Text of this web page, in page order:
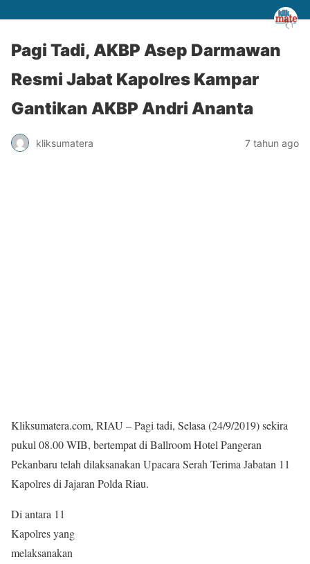
Pagi Tadi, AKBP Asep Darmawan
Resmi Jabat Kapolres Kampar
Gantikan AKBP Andri Ananta
kliksumatera 7 tahun ago
Kliksumatera.com, RIAU – Pagi tadi, Selasa (24/9/2019) sekira
pukul 08.00 WIB, bertempat di Ballroom Hotel Pangeran
Pekanbaru telah dilaksanakan Upacara Serah Terima Jabatan 11
Kapolres di Jajaran Polda Riau.
Di antara 11
Kapolres yang
melaksanakan